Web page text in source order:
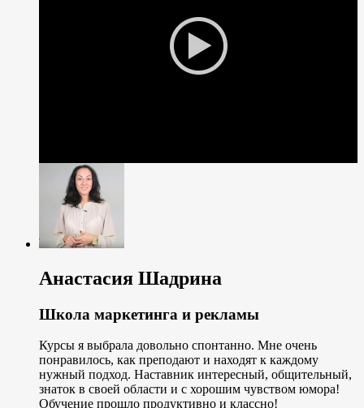
Анастасия Шадрина
Школа маркетинга и рекламы
Курсы я выбрала довольно спонтанно. Мне очень
понравилось, как преподают и находят к каждому
нужный подход. Наставник интересный, общительный,
знаток в своей области и с хорошим чувством юмора!
Обучение прошло продуктивно и классно!